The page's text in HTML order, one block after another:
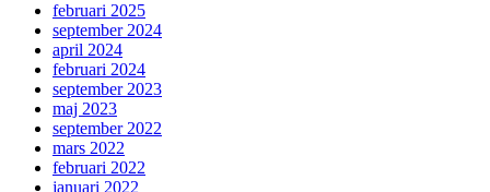
februari 2025
september 2024
april 2024
februari 2024
september 2023
maj 2023
september 2022
mars 2022
februari 2022
januari 2022